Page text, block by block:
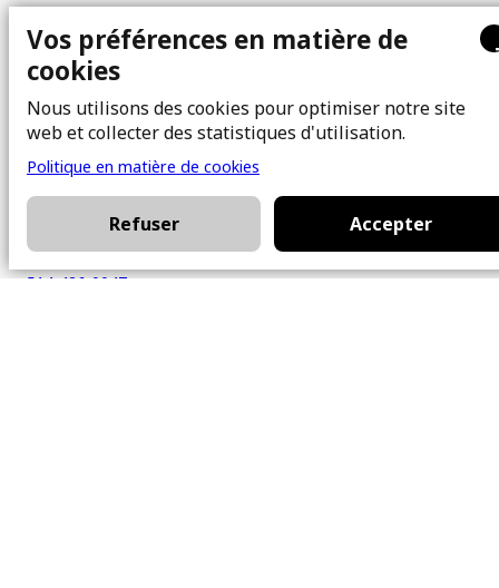
Bureau
101 Chem. Amherst,
Beaconsfield, Québec
H9W 5Y7
Contact
514-426-0047
Vos préférences en matière de
cookies
Nous utilisons des cookies pour optimiser notre site
web et collecter des statistiques d'utilisation.
Politique en matière de cookies
Refuser Accepter